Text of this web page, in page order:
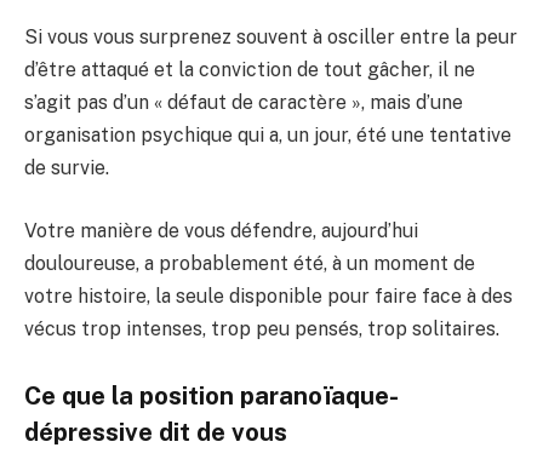
Si vous vous surprenez souvent à osciller entre la peur
d’être attaqué et la conviction de tout gâcher, il ne
s’agit pas d’un « défaut de caractère », mais d’une
organisation psychique qui a, un jour, été une tentative
de survie.
Votre manière de vous défendre, aujourd’hui
douloureuse, a probablement été, à un moment de
votre histoire, la seule disponible pour faire face à des
vécus trop intenses, trop peu pensés, trop solitaires.
Ce que la position paranoïaque-
dépressive dit de vous